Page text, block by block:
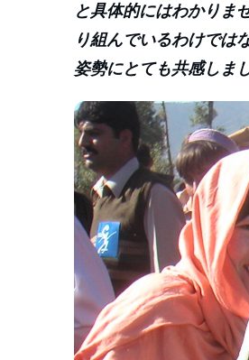
と具体的にはわかりま
り組んでいるわけでは
姿勢にとても共感しま